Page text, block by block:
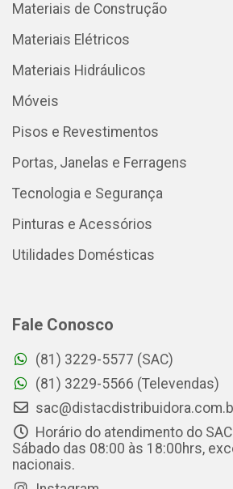
Materiais de Construção
Materiais Elétricos
Materiais Hidráulicos
Móveis
Pisos e Revestimentos
Portas, Janelas e Ferragens
Tecnologia e Segurança
Pinturas e Acessórios
Utilidades Domésticas
Fale Conosco
(81) 3229-5577 (SAC)
(81) 3229-5566 (Televendas)
Horário do atendimento do
Sábado das 08:00 às 18:00hrs,
nacionais.